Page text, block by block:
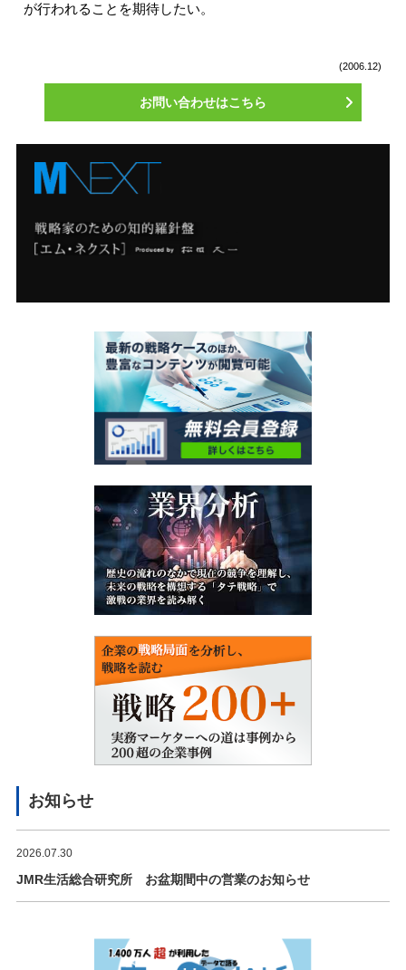
が行われることを期待したい。
(2006.12)
お問い合わせはこちら
お知らせ
2026.07.30
JMR生活総合研究所 お盆期間中の営業のお知らせ